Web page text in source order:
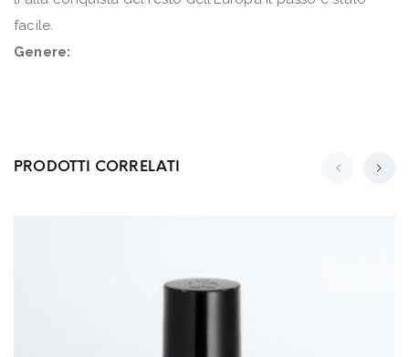
facile.
Genere:
PRODOTTI CORRELATI